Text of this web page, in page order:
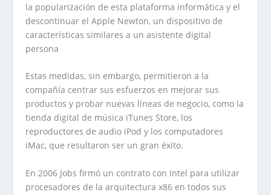
la popularización de esta plataforma informática y el
descontinuar el Apple Newton, un dispositivo de
características similares a un asistente digital
persona
Estas medidas, sin embargo, permitieron a la
compañía centrar sus esfuerzos en mejorar sus
productos y probar nuevas líneas de negocio, como la
tienda digital de música iTunes Store, los
reproductores de audio iPod y los computadores
iMac, que resultaron ser un gran éxito.
En 2006 Jobs firmó un contrato con Intel para utilizar
procesadores de la arquitectura x86 en todos sus